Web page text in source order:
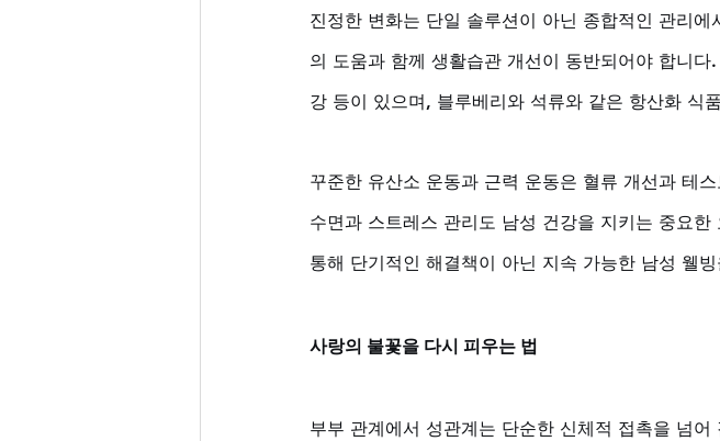
진정한 변화는 단일 솔루션이 아닌 종합적인 관리
의 도움과 함께 생활습관 개선이 동반되어야 합니
강 등이 있으며, 블루베리와 석류와 같은 항산화 식
꾸준한 유산소 운동과 근력 운동은 혈류 개선과 테
수면과 스트레스 관리도 남성 건강을 지키는 중요
통해 단기적인 해결책이 아닌 지속 가능한 남성 웰
사랑의 불꽃을 다시 피우는 법
부부 관계에서 성관계는 단순한 신체적 접촉을 넘